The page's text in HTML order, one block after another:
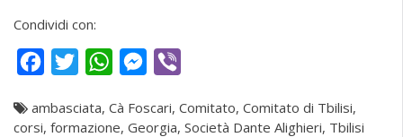
Condividi con:
FacebookTwitterWhatsAppMessenger
ambasciata, Cà Foscari, Comitato, Comitato di Tbilisi,
corsi, formazione, Georgia, Società Dante Alighieri, Tbilisi